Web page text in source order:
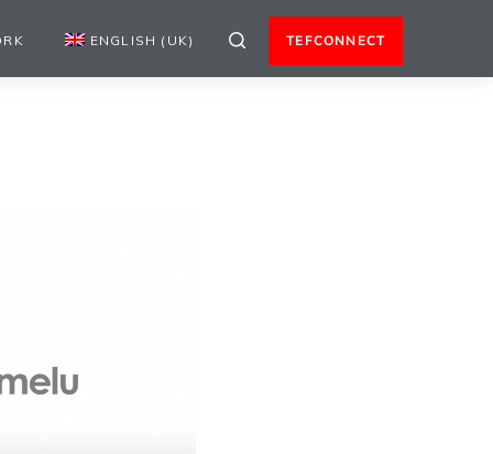
ENGLISH (UK) TEFCONNECT